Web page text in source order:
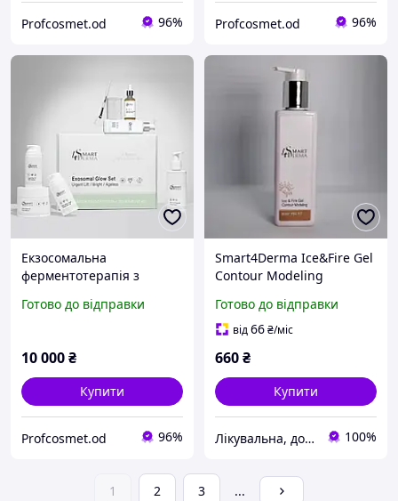
Profcosmet.od 96% Profcosmet.od 96%
Екзосомальна
ферментотерапія з
ліфтингу Smart4derma
Готово до відправки
10 000₴
Купити
Profcosmet.od 96%
Smart4Derma Ice&Fire Gel
Contour Modeling
Вогонь та Лід 200 мл
Готово до відправки
від66₴/міс
660₴
Купити
Лікувальна, доглядова та професійна косметика 100%
1 2 3 ...